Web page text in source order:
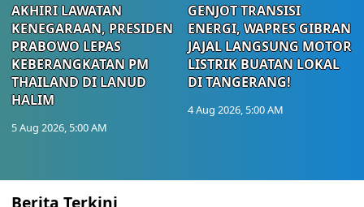
AKHIRI LAWATAN
KENEGARAAN, PRESIDEN
PRABOWO LEPAS
KEBERANGKATAN PM
THAILAND DI LANUD
HALIM
5 Aug 2026, 5:00 AM
GENJOT TRANSISI
ENERGI, WAPRES GIBRAN
JAJAL LANGSUNG MOTOR
LISTRIK BUATAN LOKAL
DI TANGERANG!
4 Aug 2026, 5:00 AM
Berita Terkini